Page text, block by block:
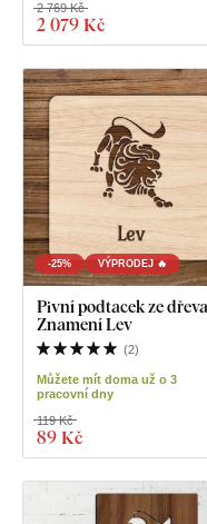
2 079 Kč
2 769 Kč
-25% VÝPRODEJ 🔥
Pivní podtacek ze
Znamení Lev
(2)
Můžete mít doma už o 3
pracovní dny
89 Kč
119 Kč